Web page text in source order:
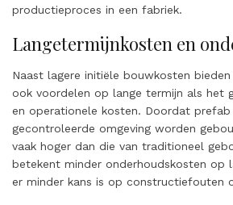
productieproces in een fabriek.
Langetermijnkosten en
Naast lagere initiële bouwkosten
ook voordelen op lange termijn als het
en operationele kosten. Doordat prefab
gecontroleerde omgeving worden
vaak hoger dan die van traditioneel
betekent minder onderhoudskosten op
er minder kans is op constructiefouten